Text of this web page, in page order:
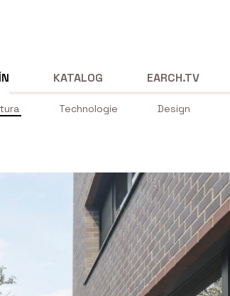
Technologie Design
KATALOG EARCH.TV